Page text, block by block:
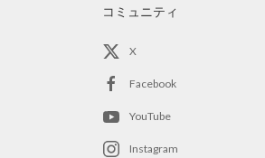
コミュニティ
X
Facebook
YouTube
Instagram